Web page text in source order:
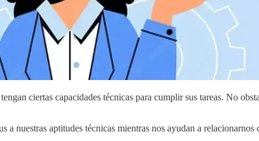
ciertas capacidades técnicas para cumplir sus tareas. No
a nuestras aptitudes técnicas mientras nos ayudan a